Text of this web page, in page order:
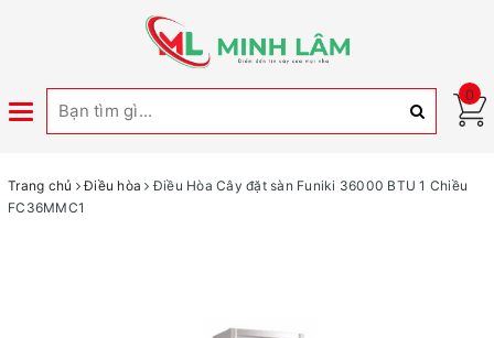
Toggle
0
Trang chủ Điều hòa
Điều Hòa Cây đặt sàn Funiki 36000 BTU 1 Chiều
FC36MMC1